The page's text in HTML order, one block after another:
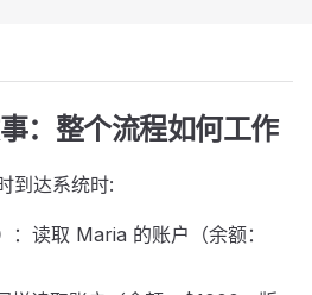
：整个流程如何工作
到达系统时:
：读取 Maria 的账户（余额：